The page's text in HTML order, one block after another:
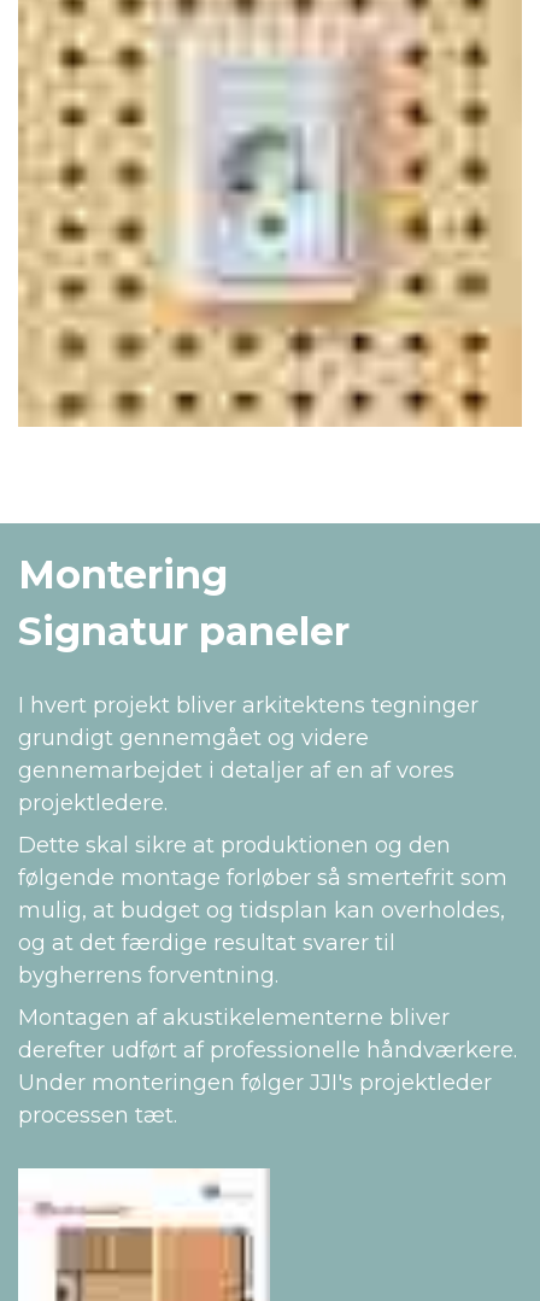
Montering
Signatur paneler
I hvert projekt bliver arkitektens tegninger
grundigt gennemgået og videre
gennemarbejdet i detaljer af en af vores
projektledere.
Dette skal sikre at produktionen og den
følgende montage forløber så smertefrit som
mulig, at budget og tidsplan kan overholdes,
og at det færdige resultat svarer til
bygherrens forventning.
Montagen af akustikelementerne bliver
derefter udført af professionelle håndværkere.
Under monteringen følger JJI's projektleder
processen tæt.